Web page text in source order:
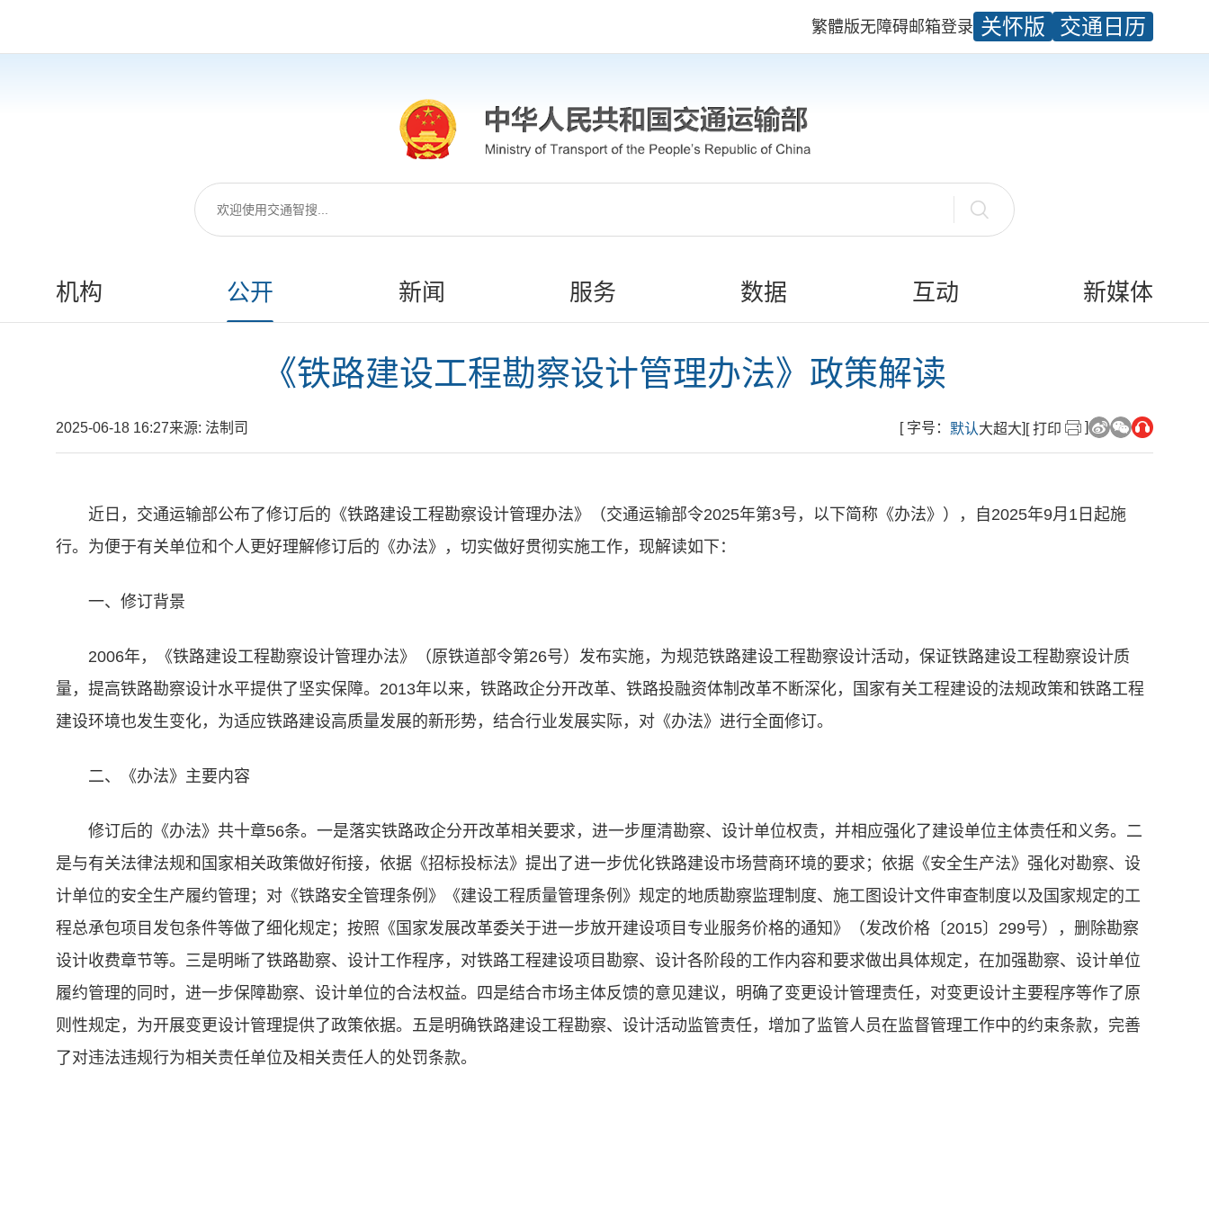
繁體版无障碍邮箱登录 关怀版 交通日历
机构 公开 新闻 服务 数据 互动 新媒体
《铁路建设工程勘察设计管理办法》政策解读
2025-06-18 16:27来源: 法制司 [ 字号： 默认大超大] [ 打印 ]
近日，交通运输部公布了修订后的《铁路建设工程勘察设计管理办法》（交通运输部令2025年第3号，以下简称《办法》），自2025年9月1日起施
行。为便于有关单位和个人更好理解修订后的《办法》，切实做好贯彻实施工作，现解读如下：
一、修订背景
2006年，《铁路建设工程勘察设计管理办法》（原铁道部令第26号）发布实施，为规范铁路建设工程勘察设计活动，保证铁路建设工程勘察设计质
量，提高铁路勘察设计水平提供了坚实保障。2013年以来，铁路政企分开改革、铁路投融资体制改革不断深化，国家有关工程建设的法规政策和铁路工程
建设环境也发生变化，为适应铁路建设高质量发展的新形势，结合行业发展实际，对《办法》进行全面修订。
二、《办法》主要内容
修订后的《办法》共十章56条。一是落实铁路政企分开改革相关要求，进一步厘清勘察、设计单位权责，并相应强化了建设单位主体责任和义务。二
是与有关法律法规和国家相关政策做好衔接，依据《招标投标法》提出了进一步优化铁路建设市场营商环境的要求；依据《安全生产法》强化对勘察、设
计单位的安全生产履约管理；对《铁路安全管理条例》《建设工程质量管理条例》规定的地质勘察监理制度、施工图设计文件审查制度以及国家规定的工
程总承包项目发包条件等做了细化规定；按照《国家发展改革委关于进一步放开建设项目专业服务价格的通知》（发改价格〔2015〕299号），删除勘察
设计收费章节等。三是明晰了铁路勘察、设计工作程序，对铁路工程建设项目勘察、设计各阶段的工作内容和要求做出具体规定，在加强勘察、设计单位
履约管理的同时，进一步保障勘察、设计单位的合法权益。四是结合市场主体反馈的意见建议，明确了变更设计管理责任，对变更设计主要程序等作了原
则性规定，为开展变更设计管理提供了政策依据。五是明确铁路建设工程勘察、设计活动监管责任，增加了监管人员在监督管理工作中的约束条款，完善
了对违法违规行为相关责任单位及相关责任人的处罚条款。